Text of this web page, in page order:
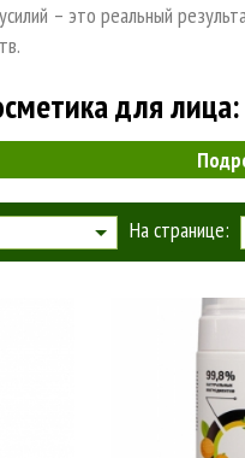
– это реальный
для
продукции, в
природного
кожных высыпаний и
кожи купит потребитель.
средства могут
На странице: